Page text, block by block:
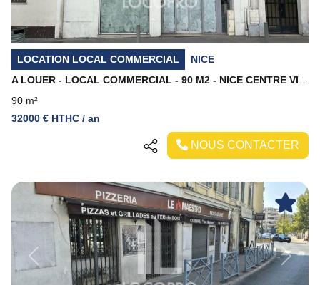
LOCATION LOCAL COMMERCIAL
NICE
90 m²
32000 € HTHC / an
NOUS CONTACTER
Previous Next